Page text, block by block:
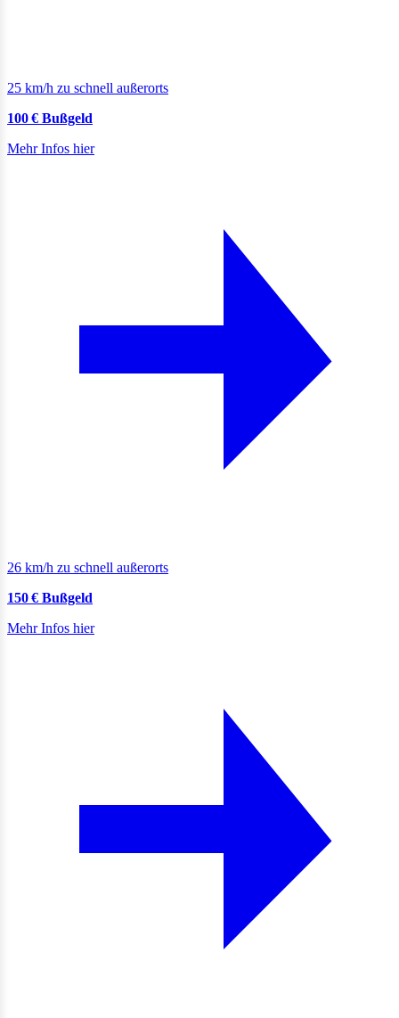
25 km/h zu schnell außerorts
100 € Bußgeld
Mehr Infos hier
26 km/h zu schnell außerorts
150 € Bußgeld
Mehr Infos hier